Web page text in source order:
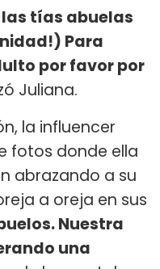
tías abuelas
Para
por favor por
Juliana.
la influencer
fotos donde ella
abrazando a su
a oreja en sus
Nuestra
una